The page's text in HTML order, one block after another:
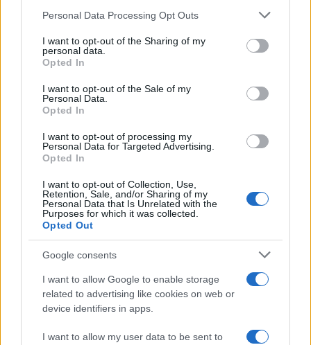
Please note that this website/app uses one or more Google
not limited to your visit or usage behaviour. You may click to
grant or deny consent to Google and its third-party tags to
use your data for below specified purposes in below Google
consent section.
Personal Data Processing Opt Outs
I want to opt-out of the Sharing of my
personal data.
Opted In
I want to opt-out of the Sale of my
Personal Data.
Opted In
I want to opt-out of processing my
Personal Data for Targeted Advertising.
Opted In
I want to opt-out of Collection, Use,
Retention, Sale, and/or Sharing of my
Personal Data that Is Unrelated with the
Purposes for which it was collected.
Opted Out
Google consents
I want to allow Google to enable storage
related to advertising like cookies on web or
device identifiers in apps.
I want to allow my user data to be sent to
fine agosto
Aggius conquista la classifica delle mete più
amate dell’estate 2026
NECROLOGIE